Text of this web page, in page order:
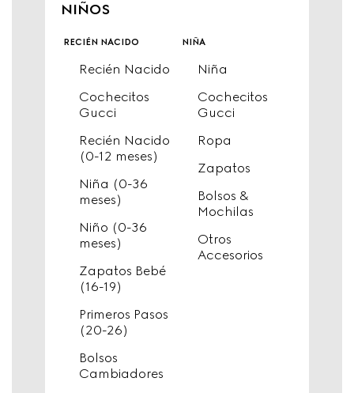
NIÑOS
recién nacido
Recién Nacido
Cochecitos
Gucci
Recién Nacido
(0-12 meses)
Niña (0-36
meses)
Niño (0-36
meses)
Zapatos Bebé
(16-19)
Primeros Pasos
(20-26)
Bolsos
Cambiadores
niña
Niña
Cochecitos
Gucci
Ropa
Zapatos
Bolsos &
Mochilas
Otros
Accesorios